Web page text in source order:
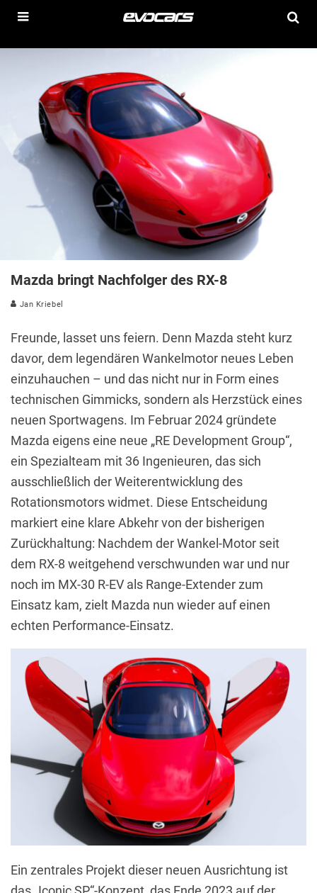
Mazda bringt Nachfolger des RX-8
Jan Kriebel
Freunde, lasset uns feiern. Denn Mazda steht kurz
davor, dem legendären Wankelmotor neues Leben
einzuhauchen – und das nicht nur in Form eines
technischen Gimmicks, sondern als Herzstück eines
neuen Sportwagens. Im Februar 2024 gründete
Mazda eigens eine neue „RE Development Group“,
ein Spezialteam mit 36 Ingenieuren, das sich
ausschließlich der Weiterentwicklung des
Rotationsmotors widmet. Diese Entscheidung
markiert eine klare Abkehr von der bisherigen
Zurückhaltung: Nachdem der Wankel-Motor seit
dem RX-8 weitgehend verschwunden war und nur
noch im MX-30 R-EV als Range-Extender zum
Einsatz kam, zielt Mazda nun wieder auf einen
echten Performance-Einsatz.
Ein zentrales Projekt dieser neuen Ausrichtung ist